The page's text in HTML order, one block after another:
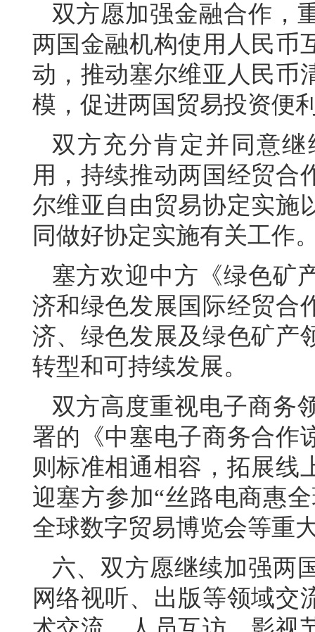
双方愿加强金融合作，
两国金融机构使用人民币
动，推动塞尔维亚人民币
模，促进两国贸易投资便
双方充分肯定并同意
用，持续推动两国经贸合
尔维亚自由贸易协定实施
同做好协定实施有关工作
塞方欢迎中方《绿色矿
济和绿色发展国际经贸合
济、绿色发展及绿色矿产
转型和可持续发展。
双方高度重视电子商务
署的《中塞电子商务合作
则标准相通相容，拓展线
迎塞方参加“丝路电商惠
全球数字贸易博览会等重
六、双方愿继续加强两
网络视听、出版等领域交